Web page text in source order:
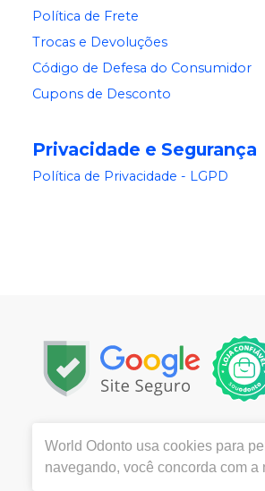
Política de Frete
Trocas e Devoluções
Código de Defesa do Consumidor
Cupons de Desconto
Privacidade e Segurança
Política de Privacidade - LGPD
Copyright © 2025 | Todos os
Centro, Itu / SP | Autorizações de
Catozzi - CRF/SP 24.419 | Política
World Odonto usa cookies para
navegando, você concorda com a